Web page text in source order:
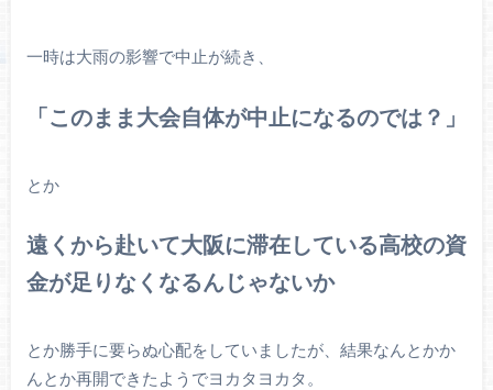
一時は大雨の影響で中止が続き、
「このまま大会自体が中止になるのでは？」
とか
遠くから赴いて大阪に滞在している高校の資
金が足りなくなるんじゃないか
とか勝手に要らぬ心配をしていましたが、結果なんとかか
んとか再開できたようでヨカタヨカタ。